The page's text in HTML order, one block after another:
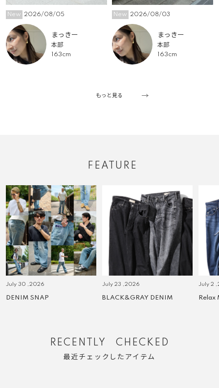
New 2026/08/05
まっきー
本部
163cm
New 2026/08/03
まっきー
本部
163cm
もっと見る
FEATURE
July 30 ,2026
DENIM SNAP
July 23 ,2026
BLACK&GRAY DENIM
July 2
Relax
RECENTLY CHECKED
最近チェックしたアイテム